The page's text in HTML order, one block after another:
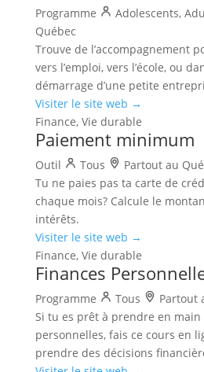
Programme Adolescents,
Québec
Trouve de l’accompagnement
vers l’emploi, vers l’école, ou
démarrage d’une petite
Visiter le site web →
Finance, Vie durable
Paiement minimum
Outil Tous
Partout au
Tu ne paies pas ta carte de
chaque mois? Calcule le
intérêts.
Visiter le site web →
Finance, Vie durable
Finances
Programme Tous
Partout
Si tu es prêt à prendre en main
personnelles, fais ce cours en
prendre des décisions